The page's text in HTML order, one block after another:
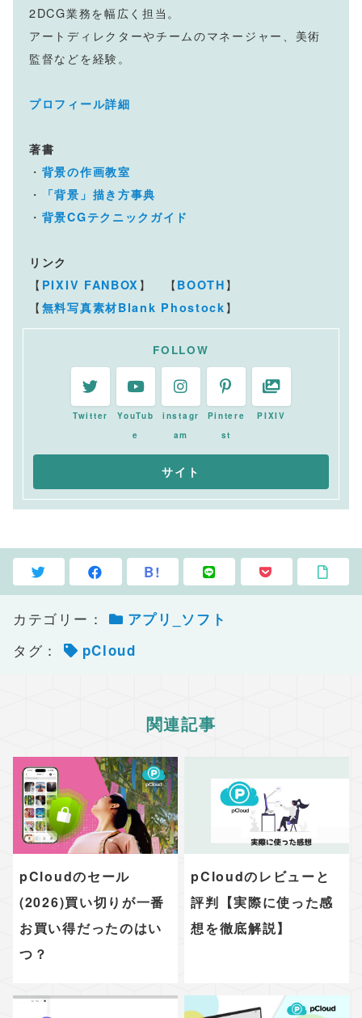
2DCG業務を幅広く担当。
アートディレクターやチームのマネージャー、美術
監督などを経験。
プロフィール詳細
著書
・ 背景の作画教室
・ 「背景」描き方事典
・ 背景CGテクニックガイド
リンク
【 PIXIV FANBOX 】 【 BOOTH 】
【 無料写真素材Blank Phostock 】
FOLLOW
Twitter
YouTub
e
instagr
am
Pintere
st
PIXIV
B!
カテゴリー： アプリ_ソフト
タグ： pCloud
関連記事
pCloudのセール
(2026)買い切りが一番
お買い得だったのはい
つ？
pCloudのレビューと
評判【実際に使った感
想を徹底解説】